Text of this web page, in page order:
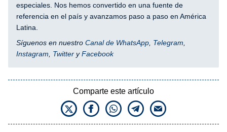
especiales. Nos hemos convertido en una fuente de
referencia en el país y avanzamos paso a paso en América
Latina.
Síguenos en nuestro Canal de WhatsApp Telegram
Instagram
Twitter yFacebook
Comparte este artículo